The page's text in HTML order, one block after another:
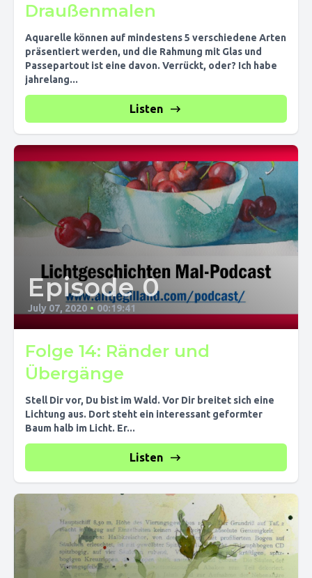
Draußenmalen
Aquarelle können auf mindestens 5 verschiedene Arten
präsentiert werden, und die Rahmung mit Glas und
Passepartout ist eine davon. Verrückt, oder? Ich habe
jahrelang...
Listen
Episode 0
July 07, 2020 • 00:19:41
Folge 14: Ränder und
Übergänge
Stell Dir vor, Du bist im Wald. Vor Dir breitet sich eine
Lichtung aus. Dort steht ein interessant geformter
Baum halb im Licht. Er...
Listen